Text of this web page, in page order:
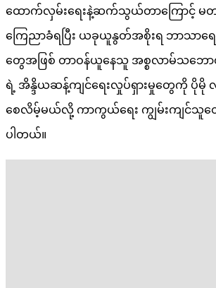
ထောက်လှမ်းရေးနဲ့ဆက်သွယ်တာကြောင့် မတ
ကြေညာခံရပြီး ယခုယူနွတ်အစိုးရ ဘာသာရေ
တွေအဖြစ် တာဝန်ယူနေသူ အစ္စလာမ်သဘေ
ရဲ့ အိန္ဒိယဆန့်ကျင်ရေးလှုပ်ရှားမှုတွေကို ပိုမို
စေလိမ့်မယ်လို့ ကာကွယ်ရေး ကျွမ်းကျင်သူ
ပါတယ်။